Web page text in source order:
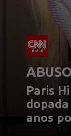
Paris
anos